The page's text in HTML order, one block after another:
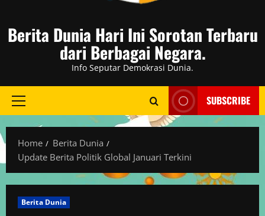
Berita Dunia Hari Ini Sorotan Terbaru
dari Berbagai Negara.
Info Seputar Demokrasi Dunia.
Primary
SUBSCRIBE
Home
Berita Dunia
Update Berita Politik Global Januari Terkini
Berita Dunia